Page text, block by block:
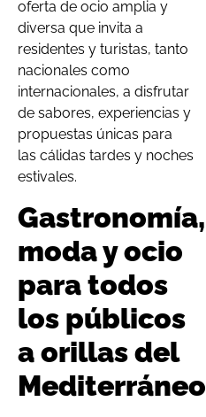
oferta de ocio amplia y
diversa que invita a
residentes y turistas, tanto
nacionales como
internacionales, a disfrutar
de sabores, experiencias y
propuestas únicas para
las cálidas tardes y noches
estivales.
Gastronomía,
moda y ocio
para todos
los públicos
a orillas del
Mediterráneo